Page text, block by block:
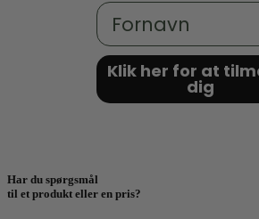
Fornavn
Klik her for at
dig
Har du spørgsmål
til et produkt eller en pris?